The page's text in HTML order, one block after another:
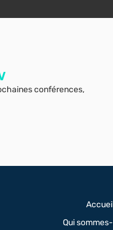
conférences,
Qui